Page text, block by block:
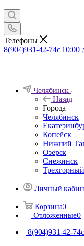
Телефоны
8(904)931-42-74с 10:00
Челябинск
Назад
Города
Челябинск
Копейск
Нижний
Озерск
Снежинск
Трехгорный
Личный
Корзина0
Отложенные0
8(904)931-42-74